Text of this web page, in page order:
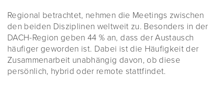
Regional betrachtet, nehmen die Meetings zwischen
den beiden Disziplinen weltweit zu. Besonders in der
DACH-Region geben 44 % an, dass der Austausch
häufiger geworden ist. Dabei ist die Häufigkeit der
Zusammenarbeit unabhängig davon, ob diese
persönlich, hybrid oder remote stattfindet.